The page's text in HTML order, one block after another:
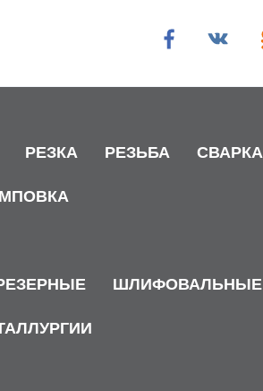
РЕЗКА РЕЗЬБА СВАРКА
ШЛИФОВАЛЬНЫЕ